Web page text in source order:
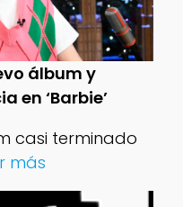
álbum y
en ‘Barbie’
casi terminado
más